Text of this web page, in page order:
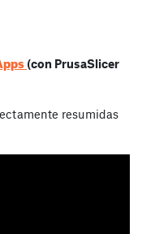
(con PrusaSlicer
resumidas